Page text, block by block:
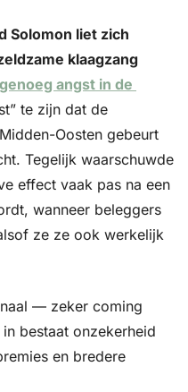
Solomon liet zich
klaagzang
angst in de
te zijn dat de
Oosten gebeurt
Tegelijk waarschuwde
effect vaak pas na een
wanneer beleggers
ze ze ook werkelijk
— zeker coming
bestaat onzekerheid
en bredere